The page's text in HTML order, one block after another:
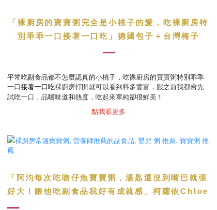
「 裸廚房的寶寶粥完全是小桃子的愛 ，吃裸廚房特
別乖乖一口接著一口吃」 德國包子＋台灣梅子
平常吃副食品都不怎麼認真的小桃子，吃裸廚房的寶寶粥特別乖乖
一口接著一口吃裸廚房打開就可以看到料多豐富，餵之前我都會先
試吃一口，品嚐味道和熱度，吃起來單純卻很鮮美！
點我看更多
「 阿汮每次吃吻仔魚寶寶粥，湯匙還沒到嘴巴就張
好大！餵他吃副食品我好有成就感 」 柯蘿依Chloe